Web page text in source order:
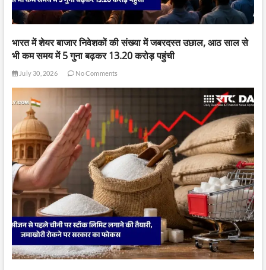
भारत में शेयर बाजार निवेशकों की संख्या में जबरदस्त उछाल, आठ साल से
भी कम समय में 5 गुना बढ़कर 13.20 करोड़ पहुंची
July 30, 2026 No Comments